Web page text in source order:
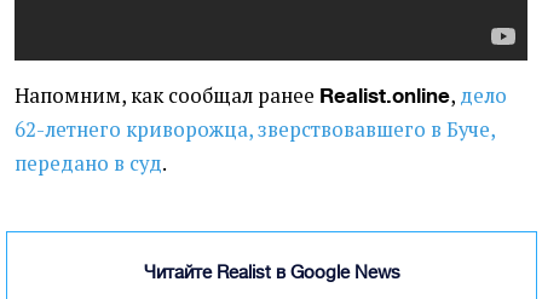
Напомним, как сообщал ранее Realist.online, дело
62-летнего криворожца, зверствовавшего в Буче,
передано в суд.
Читайте Realist в Google News